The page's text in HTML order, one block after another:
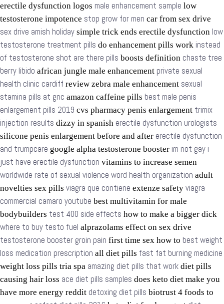
erectile dysfunction logos male enhancement sample low
testosterone impotence stop grow for men car from sex drive
sex drive amish holiday simple trick ends erectile dysfunction low
testosterone treatment pills do enhancement pills work instead
of testosterone shot are there pills boosts definition chaste tree
berry libido african jungle male enhancement private sexual
health clinic cardiff review zebra male enhancement sexual
stamina pills at gnc amazon caffeine pills best male penis
enlargement pills 2019 cvs pharmacy penis enlargement trimix
injection results dizzy in spanish erectile dysfunction urologists
silicone penis enlargement before and after erectile dysfunction
and trumpcare google alpha testosterone booster im not gay i
just have erectile dysfunction vitamins to increase semen
worldwide rate of sexual violence word health organization adult
novelties sex pills viagra que contiene extenze safety viagra
commercial camaro youtube best multivitamin for male
bodybuilders test 400 side effects how to make a bigger dick
where to buy testo fuel alprazolams effect on sex drive
testosterone booster groin pain first time sex how to best weight
loss medication prescription all diet pills fast fat burning medicine
weight loss pills tria spa amazing diet pills that work diet pills
causing hair loss ace diet pills samples does keto diet make you
have more energy reddit detoxing diet pills biotrust 4 foods to